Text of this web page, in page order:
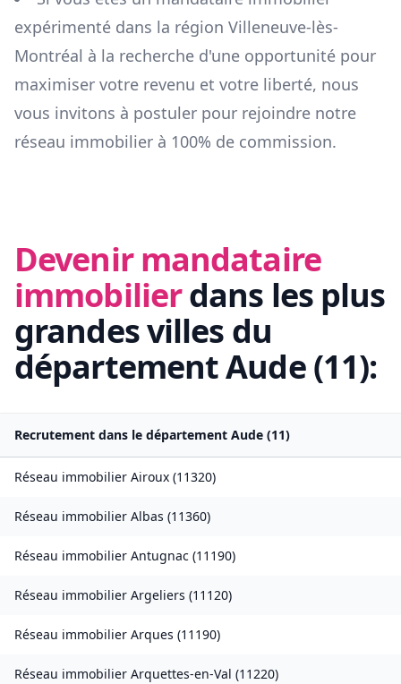
expérimenté dans la région Villeneuve-lès-
Montréal à la recherche d'une opportunité pour
maximiser votre revenu et votre liberté, nous
vous invitons à postuler pour rejoindre notre
réseau immobilier à 100% de commission.
Devenir mandataire
immobilierdans les plus
grandes villes du
départementAude(11):
Recrutement dans le département Aude (11)
Réseau immobilier Airoux (11320)
Réseau immobilier Albas (11360)
Réseau immobilier Antugnac (11190)
Réseau immobilier Argeliers (11120)
Réseau immobilier Arques (11190)
Réseau immobilier Arquettes-en-Val (11220)